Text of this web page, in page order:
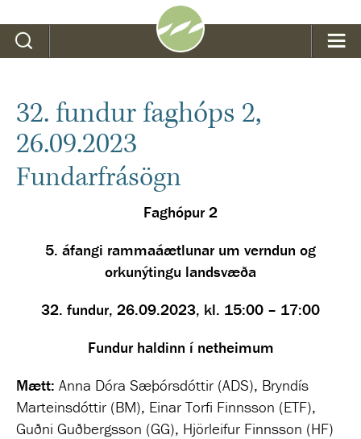
32. fundur faghóps 2,
26.09.2023
Fundarfrásögn
Faghópur 2
5. áfangi rammaáætlunar um verndun og
orkunýtingu landsvæða
32. fundur, 26.09.2023, kl. 15:00 – 17:00
Fundur haldinn í netheimum
Mætt: Anna Dóra Sæþórsdóttir (ADS), Bryndís
Marteinsdóttir (BM), Einar Torfi Finnsson (ETF),
Guðni Guðbergsson (GG), Hjörleifur Finnsson (HF)